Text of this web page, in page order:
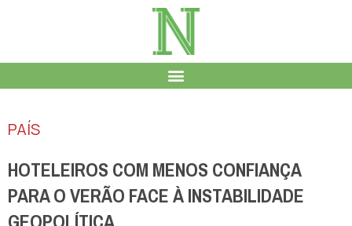
PAÍS
HOTELEIROS COM MENOS CONFIANÇA
PARA O VERÃO FACE À INSTABILIDADE